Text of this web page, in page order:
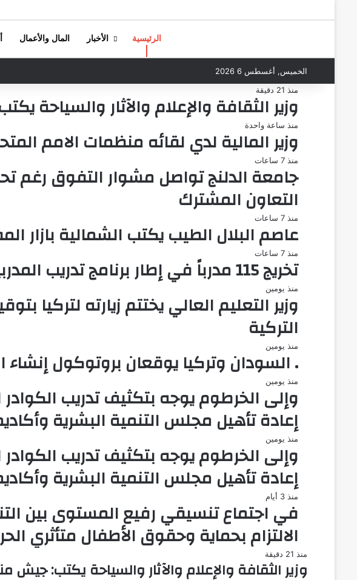
الرئيسية الأخبار المال والأعمال
الخميس, أغسطس 6 2026
منذ 21 دقيقة
وزير الثقافة والإعلام والآثار
منذ ساعة واحدة
وزير المالية لدي لقائه منظمات الامم
منذ 7 ساعات
جامعة الدلنج تواصل مشوار التفوق رغم
التعاون المشترك
منذ 7 ساعات
عاصم البلال الطيب يكتب الشمالية بازار
منذ 7 ساعات
تخريج 115 مدرباً في إطار برنامج تدريب المدربين بمحلية جبل أولياء
منذ يومين
وزير التعليم العالي يختتم زيارته
التركية
منذ يومين
. السودان وتركيا يوقعان بروتوكول إنشاء الجامعة
منذ يومين
وإلى الخرطوم يوجه بتكثيف تدريب الكوادر
إعادة تأهيل مجلس التنمية البشرية
منذ يومين
وإلى الخرطوم يوجه بتكثيف تدريب الكوادر
إعادة تأهيل مجلس التنمية البشرية
منذ 3 أيام
في اجتماع تنسيقي رفيع المستوى بين
الالتزام بحماية وحقوق الأطفال متأثري
منذ 21 دقيقة
وزير الثقافة والإعلام والآثار والسياحة يكتب: